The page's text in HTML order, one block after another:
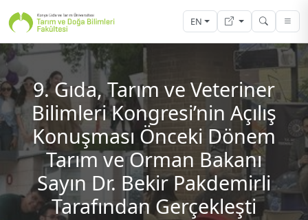
EN
9. Gıda, Tarım ve Veteriner
Bilimleri Kongresi’nin Açılış
Konuşması Önceki Dönem
Tarım ve Orman Bakanı
Sayın Dr. Bekir Pakdemirli
Tarafından Gerçekleşti